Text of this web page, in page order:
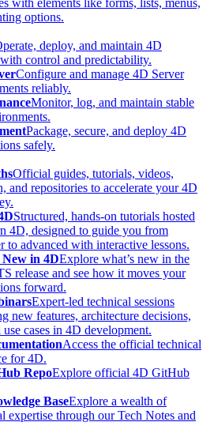
with elements like forms, lists, menus,
options.
deploy, and maintain 4D
control and predictability.
Configure and manage 4D Server
reliably.
Monitor, log, and maintain stable
Package, secure, and deploy 4D
safely.
Official guides, tutorials, videos,
and repositories to accelerate your 4D
Structured, hands-on tutorials hosted
4D, designed to guide you from
to advanced with interactive lessons.
New in 4DExplore what’s new in the
release and see how it moves your
forward.
Expert-led technical sessions
new features, architecture decisions,
use cases in 4D development.
Access the official technical
for 4D.
RepoExplore official 4D GitHub
BaseExplore a wealth of
expertise through our Tech Notes and